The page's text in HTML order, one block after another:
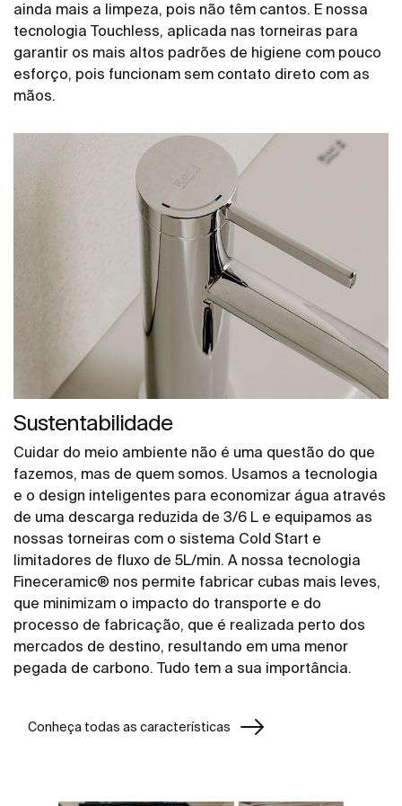
ainda mais a limpeza, pois não têm cantos. E nossa
tecnologia Touchless, aplicada nas torneiras para
garantir os mais altos padrões de higiene com pouco
esforço, pois funcionam sem contato direto com as
mãos.
Sustentabilidade
Cuidar do meio ambiente não é uma questão do que
fazemos, mas de quem somos. Usamos a tecnologia
e o design inteligentes para economizar água através
de uma descarga reduzida de 3/6 L e equipamos as
nossas torneiras com o sistema Cold Start e
limitadores de fluxo de 5L/min. A nossa tecnologia
Fineceramic® nos permite fabricar cubas mais leves,
que minimizam o impacto do transporte e do
processo de fabricação, que é realizada perto dos
mercados de destino, resultando em uma menor
pegada de carbono. Tudo tem a sua importância.
Conheça todas as características